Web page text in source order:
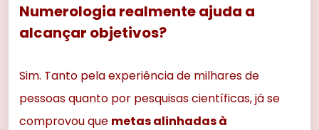
Numerologia realmente ajuda a
alcançar objetivos?
Sim. Tanto pela experiência de milhares de
pessoas quanto por pesquisas científicas, já se
comprovou que metas alinhadas à